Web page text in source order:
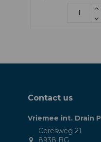
Contact us
Vriemee int. Drain
Ceresweg 21
8938 BG